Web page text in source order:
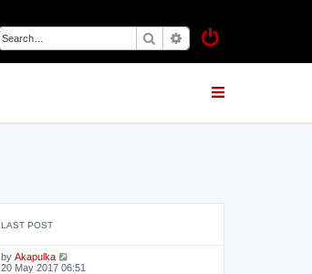
Search Advanced search
LAST POST
by Akapulka
20 May 2017 06:51